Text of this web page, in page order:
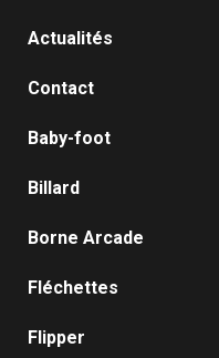
Actualités
Contact
Baby-foot
Billard
Borne Arcade
Fléchettes
Flipper